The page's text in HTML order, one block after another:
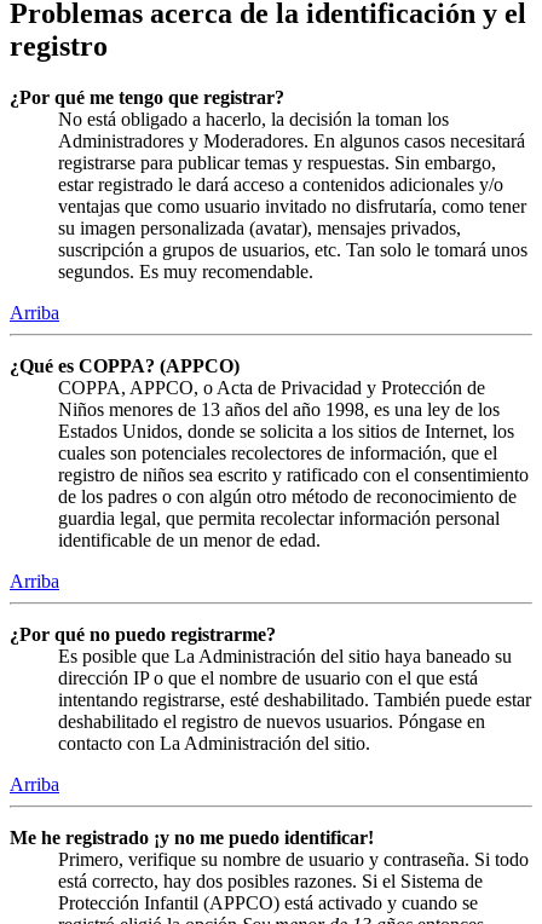
Problemas acerca de la identificación y el
registro
¿Por qué me tengo que registrar?
No está obligado a hacerlo, la decisión la toman los
Administradores y Moderadores. En algunos casos necesitará
registrarse para publicar temas y respuestas. Sin embargo,
estar registrado le dará acceso a contenidos adicionales y/o
ventajas que como usuario invitado no disfrutaría, como tener
su imagen personalizada (avatar), mensajes privados,
suscripción a grupos de usuarios, etc. Tan solo le tomará unos
segundos. Es muy recomendable.
Arriba
¿Qué es COPPA? (APPCO)
COPPA, APPCO, o Acta de Privacidad y Protección de
Niños menores de 13 años del año 1998, es una ley de los
Estados Unidos, donde se solicita a los sitios de Internet, los
cuales son potenciales recolectores de información, que el
registro de niños sea escrito y ratificado con el consentimiento
de los padres o con algún otro método de reconocimiento de
guardia legal, que permita recolectar información personal
identificable de un menor de edad.
Arriba
¿Por qué no puedo registrarme?
Es posible que La Administración del sitio haya baneado su
dirección IP o que el nombre de usuario con el que está
intentando registrarse, esté deshabilitado. También puede estar
deshabilitado el registro de nuevos usuarios. Póngase en
contacto con La Administración del sitio.
Arriba
Me he registrado ¡y no me puedo identificar!
Primero, verifique su nombre de usuario y contraseña. Si todo
está correcto, hay dos posibles razones. Si el Sistema de
Protección Infantil (APPCO) está activado y cuando se